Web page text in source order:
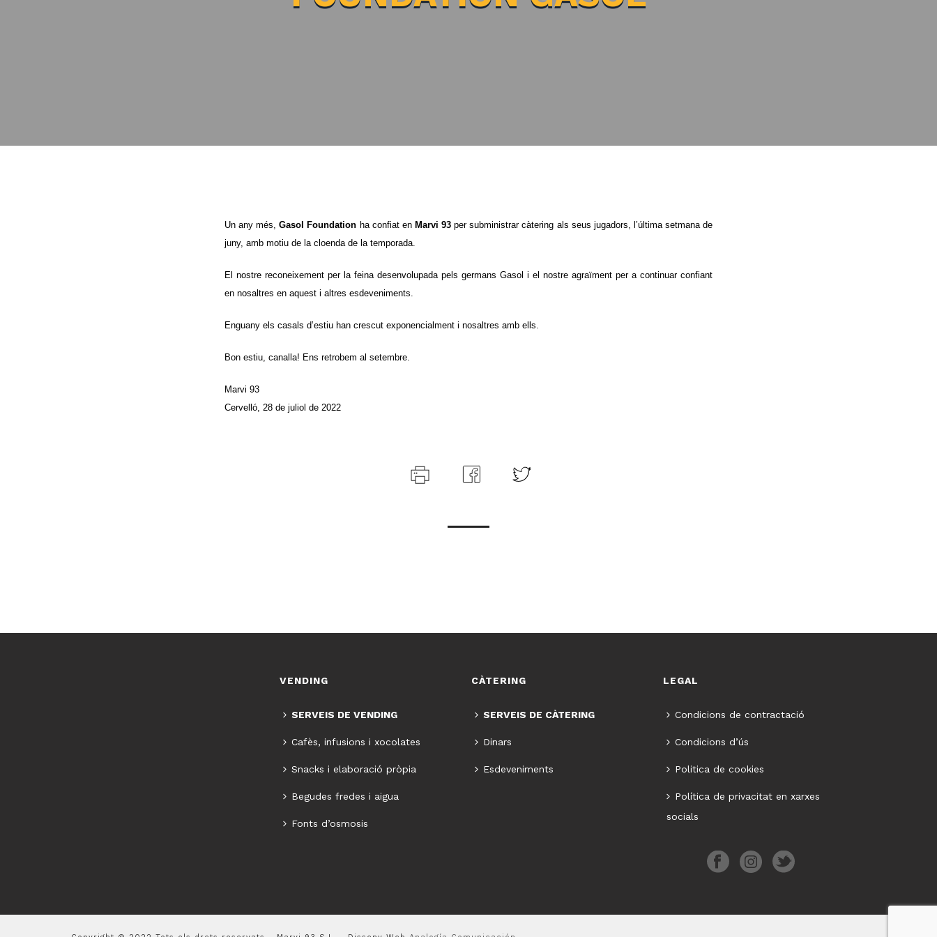
Un any més,Gasol Foundation ha confiat en Marvi 93 per subministrar càtering als seus jugadors, l’última setmana de
juny, amb motiu de la cloenda de la temporada.
El nostre reconeixement per la feina desenvolupada pels germans Gasol i el nostre agraïment per a continuar confiant
en nosaltres en aquest i altres esdeveniments.
Enguany els casals d’estiu han crescut exponencialment i nosaltres amb ells.
Bon estiu, canalla! Ens retrobem al setembre.
Marvi 93
Cervelló, 28 de juliol de 2022
VENDING
SERVEIS DE VENDING
Cafès, infusions i xocolates
Snacks i elaboració pròpia
Begudes fredes i aigua
Fonts d’osmosis
CÀTERING
SERVEIS DE CÀTERING
Dinars
Esdeveniments
LEGAL
Condicions de contractació
Condicions d’ús
Politica de cookies
Política de privacitat en xarxes
socials